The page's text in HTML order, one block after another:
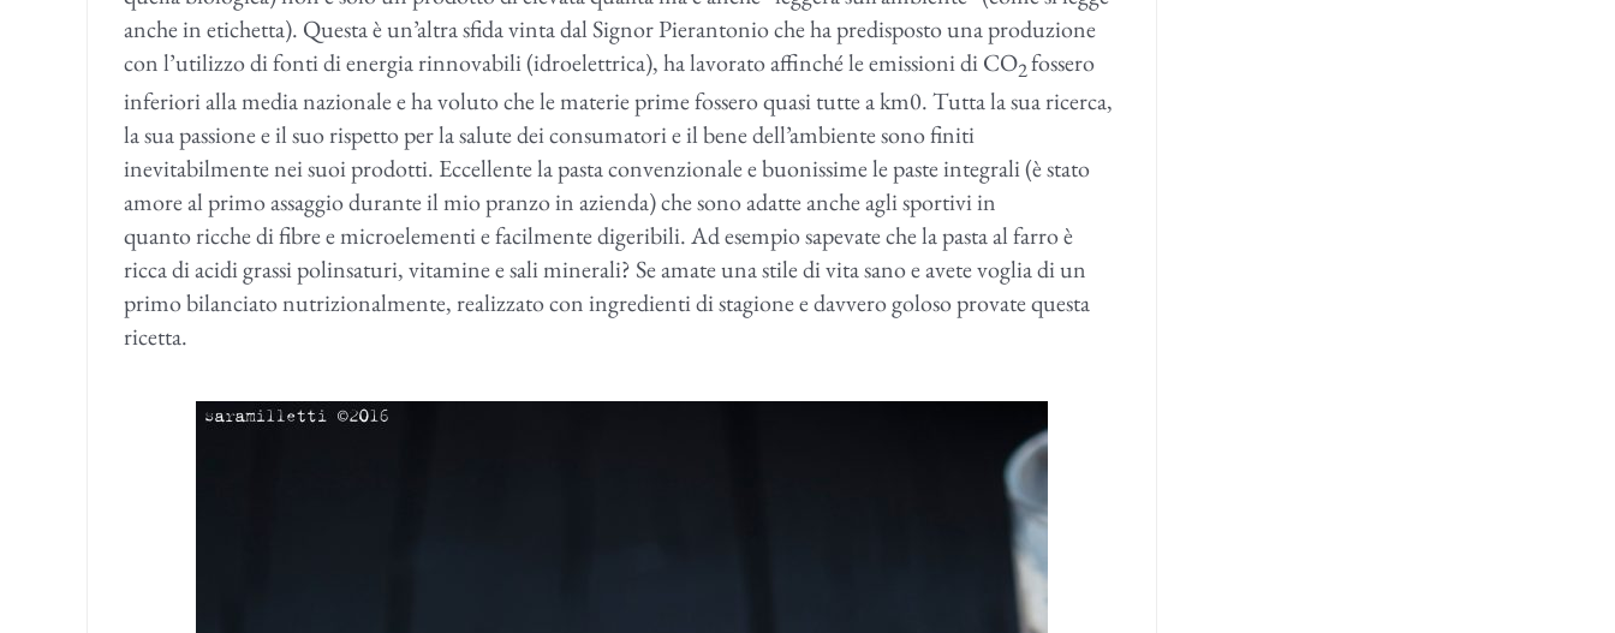
anche in etichetta). Questa è un’altra sfida vinta dal Signor Pierantonio che ha predisposto una produzione
con l’utilizzo di fonti di energia rinnovabili (idroelettrica), ha lavorato affinché le emissioni di CO2fossero
inferiori alla media nazionale e ha voluto che le materie prime fossero quasi tutte a km0. Tutta la sua ricerca,
la sua passione e il suo rispetto per la salute dei consumatori e il bene dell’ambiente sono finiti
inevitabilmente nei suoi prodotti. Eccellente la pasta convenzionale e buonissime le paste integrali (è stato
amore al primo assaggio durante il mio pranzo in azienda) che sono adatte anche agli sportivi in
quanto ricche di fibre e microelementi e facilmente digeribili. Ad esempio sapevate che la pasta al farro è
ricca di acidi grassi polinsaturi, vitamine e sali minerali?Se amate una stile di vita sano e avete voglia di un
primo bilanciato nutrizionalmente, realizzato con ingredienti di stagione e davvero goloso provate questa
ricetta.